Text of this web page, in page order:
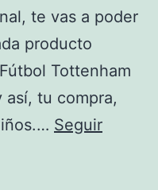
te vas a poder
producto
Tottenham
así, tu compra,
Seguir